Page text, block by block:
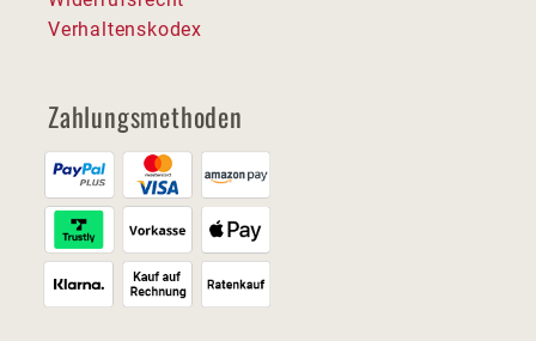
Verhaltenskodex
Zahlungsmethoden